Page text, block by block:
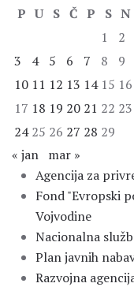
P U S Č P S N
1
2
3
4 5 6 7 8
9
10 11 12 13 14 15 16
17 18 19 20 21 22 23
24 25 26 27 28 29
« jan mar »
Agencija za
Fond "Evropski
Vojvodine
Nacionalna
Plan javnih
Razvojna